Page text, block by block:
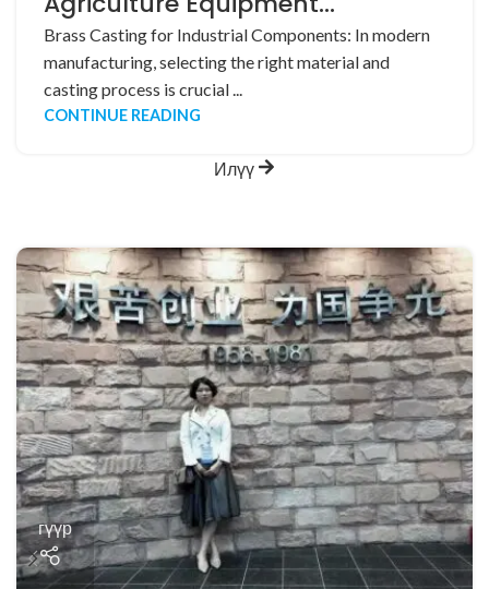
Components and Pump & Valve
Castings
Brass Casting for Industrial Components: In modern
manufacturing, selecting the right material and
casting process is crucial ...
CONTINUE READING
Илүү
гүүр